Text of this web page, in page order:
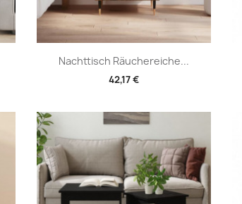
Nachttisch Räuchereiche...
42,17 €
Vorschau